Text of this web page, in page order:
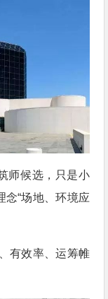
师候选，只是小
“场地、环境应
有效率、运筹帷